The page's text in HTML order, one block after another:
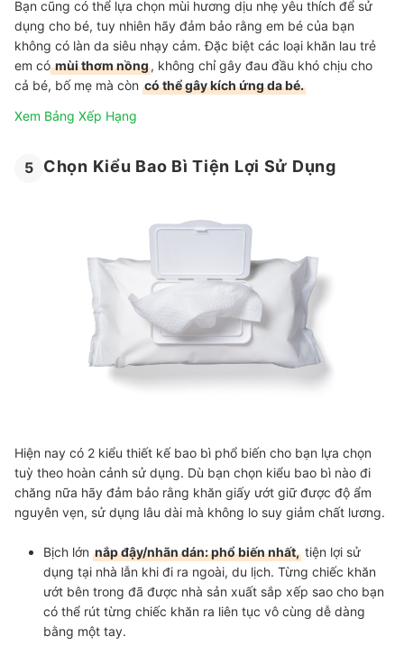
Bạn cũng có thể lựa chọn mùi hương dịu nhẹ yêu thích để sử
dụng cho bé, tuy nhiên hãy đảm bảo rằng em bé của bạn
không có làn da siêu nhạy cảm. Đặc biệt các loại khăn lau trẻ
em cómùi thơm nồng, không chỉ gây đau đầu khó chịu cho
cả bé, bố mẹ mà còn có thể gây kích ứng da bé.
Xem Bảng Xếp Hạng
5 Chọn Kiểu Bao Bì Tiện Lợi Sử Dụng
Hiện nay có 2 kiểu thiết kế bao bì phổ biến cho bạn lựa chọn
tuỳ theo hoàn cảnh sử dụng. Dù bạn chọn kiểu bao bì nào đi
chăng nữa hãy đảm bảo rằng khăn giấy ướt giữ được độ ẩm
nguyên vẹn, sử dụng lâu dài mà không lo suy giảm chất lương.
Bịch lớn nắp đậy/nhãn dán: phổ biến nhất, tiện lợi sử
dụng tại nhà lẫn khi đi ra ngoài, du lịch. Từng chiếc khăn
ướt bên trong đã được nhà sản xuất sắp xếp sao cho bạn
có thể rút từng chiếc khăn ra liên tục vô cùng dễ dàng
bằng một tay.